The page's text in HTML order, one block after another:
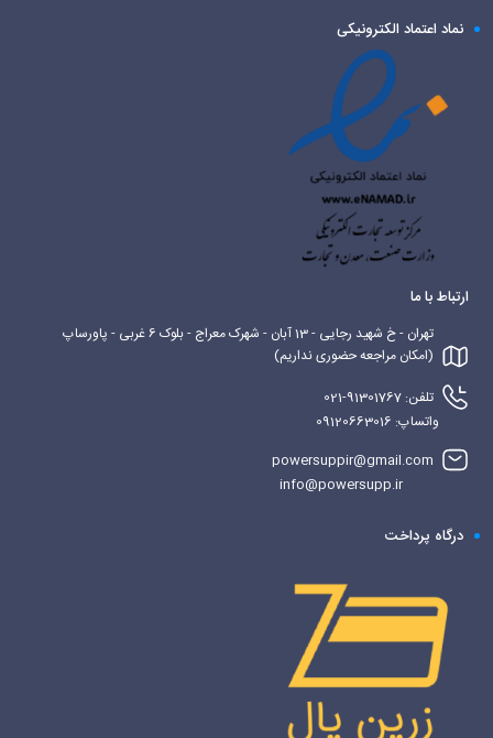
نماد اعتماد الکترونیکی
ارتباط با ما
تهران - خ شهید رجایی - 13 آبان - شهرک معراج - بلوک 6 غربی - پاورساپ
(امکان مراجعه حضوری نداریم)
تلفن: 91301767-021
واتساپ: 09120663016
powersuppir@gmail.com
info@powersupp.ir
درگاه پرداخت